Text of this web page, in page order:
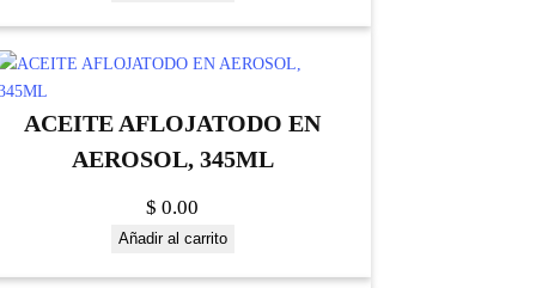
ACEITE AFLOJATODO EN
AEROSOL, 345ML
$ 0.00
Añadir al carrito